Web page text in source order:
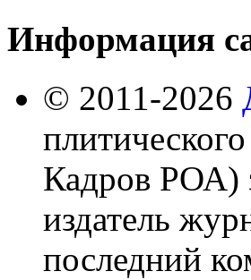
Информация
© 2011-2026
Кадров РОА)
издатель
последний